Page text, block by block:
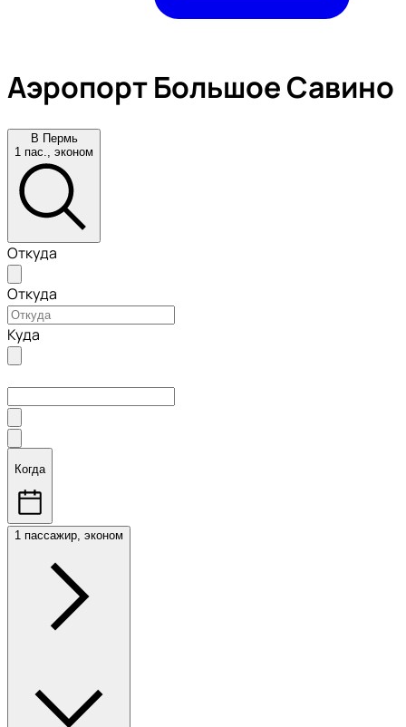
Аэропорт Большое Савино
В Пермь
1 пас., эконом
Откуда
Откуда
Куда
Когда
1 пассажир, эконом